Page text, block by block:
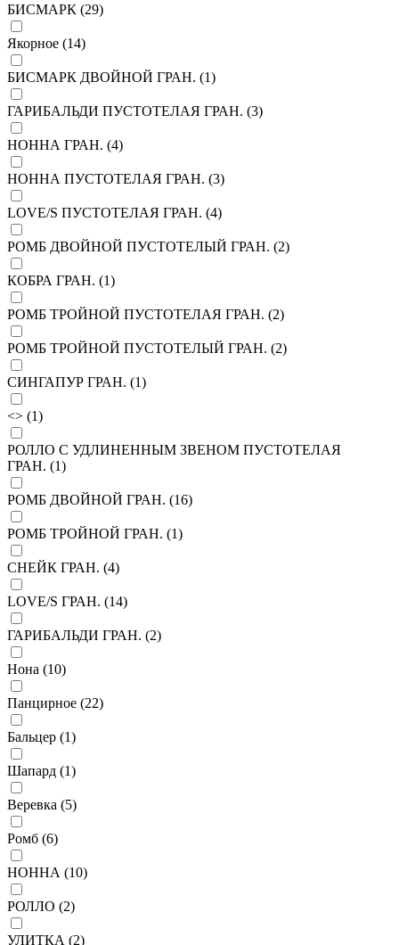
БИСМАРК (29)
Якорное (14)
БИСМАРК ДВОЙНОЙ ГРАН. (1)
ГАРИБАЛЬДИ ПУСТОТЕЛАЯ ГРАН. (3)
НОННА ГРАН. (4)
НОННА ПУСТОТЕЛАЯ ГРАН. (3)
LOVE/S ПУСТОТЕЛАЯ ГРАН. (4)
РОМБ ДВОЙНОЙ ПУСТОТЕЛЫЙ ГРАН. (2)
КОБРА ГРАН. (1)
РОМБ ТРОЙНОЙ ПУСТОТЕЛАЯ ГРАН. (2)
РОМБ ТРОЙНОЙ ПУСТОТЕЛЫЙ ГРАН. (2)
СИНГАПУР ГРАН. (1)
<> (1)
РОЛЛО С УДЛИНЕННЫМ ЗВЕНОМ ПУСТОТЕЛАЯ
ГРАН. (1)
РОМБ ДВОЙНОЙ ГРАН. (16)
РОМБ ТРОЙНОЙ ГРАН. (1)
СНЕЙК ГРАН. (4)
LOVE/S ГРАН. (14)
ГАРИБАЛЬДИ ГРАН. (2)
Нона (10)
Панцирное (22)
Бальцер (1)
Шапард (1)
Веревка (5)
Ромб (6)
НОННА (10)
РОЛЛО (2)
УЛИТКА (2)